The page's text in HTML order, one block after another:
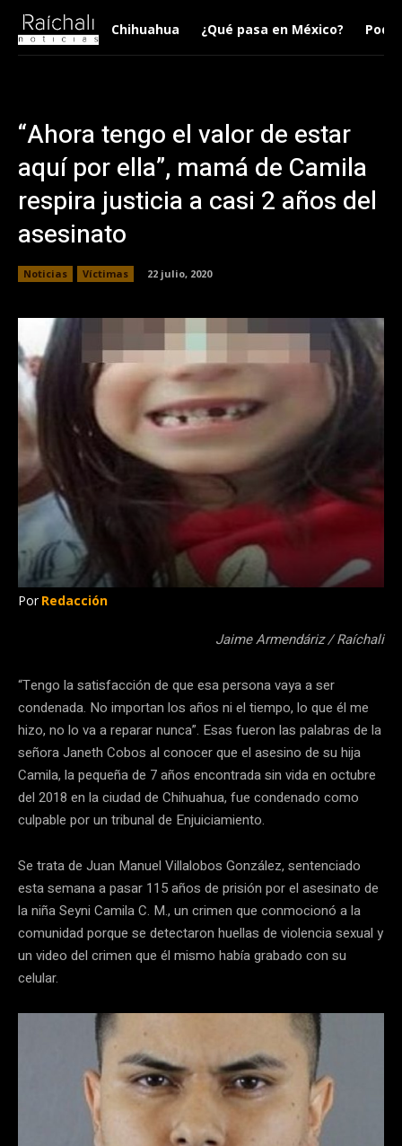
Chihuahua ¿Qué pasa en México?
“Ahora tengo el valor de estar
aquí por ella”, mamá de Camila
respira justicia a casi 2 años del
asesinato
Noticias Víctimas 22 julio, 2020
Por Redacción
Jaime Armendáriz / Raíchali
“Tengo la satisfacción de que esa persona vaya a ser
condenada. No importan los años ni el tiempo, lo que él me
hizo, no lo va a reparar nunca”. Esas fueron las palabras de la
señora Janeth Cobos al conocer que el asesino de su hija
Camila, la pequeña de 7 años encontrada sin vida en octubre
del 2018 en la ciudad de Chihuahua, fue condenado como
culpable por un tribunal de Enjuiciamiento.
Se trata de Juan Manuel Villalobos González, sentenciado
esta semana a pasar 115 años de prisión por el asesinato de
la niña Seyni Camila C. M., un crimen que conmocionó a la
comunidad porque se detectaron huellas de violencia sexual y
un video del crimen que él mismo había grabado con su
celular.